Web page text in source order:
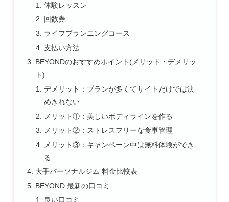
体験レッスン
回数券
ライフプランニングコース
支払い方法
BEYONDのおすすめポイント(メリット・デメリッ
ト)
デメリット：プランが多くてサイトだけでは決
めきれない
メリット①：美しいボディラインを作る
メリット②：ストレスフリーな食事管理
メリット③：キャンペーン中は無料体験ができ
る
大手パーソナルジム 料金比較表
BEYOND 最新の口コミ
良い口コミ